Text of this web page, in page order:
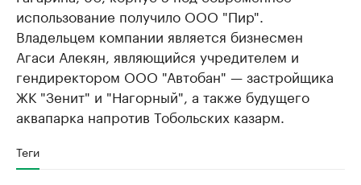
использование получило ООО "Пир".
Владельцем компании является бизнесмен
Агаси Алекян, являющийся учредителем и
гендиректором ООО "Автобан" — застройщика
ЖК "Зенит" и "Нагорный", а также будущего
аквапарка напротив Тобольских казарм.
Теги